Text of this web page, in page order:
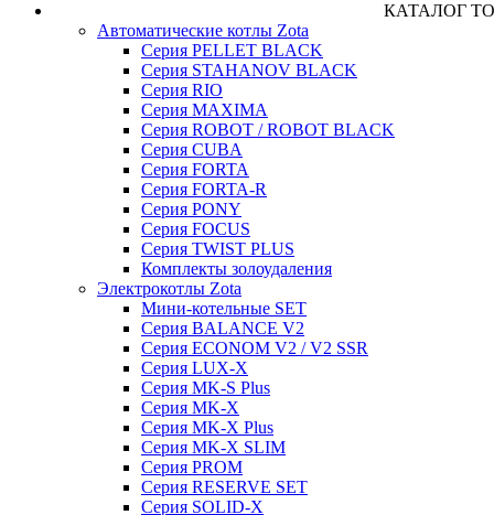
КАТАЛОГ
Автоматические котлы Zota
Серия PELLET BLACK
Серия STAHANOV BLACK
Серия RIO
Серия MAXIMA
Серия ROBOT / ROBOT BLACK
Серия CUBA
Серия FORTA
Серия FORTA-R
Серия PONY
Серия FOCUS
Серия TWIST PLUS
Комплекты золоудаления
Электрокотлы Zota
Мини-котельные SET
Серия BALANCE V2
Серия ECONOM V2 / V2 SSR
Серия LUX-X
Серия MK-S Plus
Серия MK-X
Серия MK-X Plus
Серия MK-X SLIM
Серия PROM
Серия RESERVE SET
Серия SOLID-X